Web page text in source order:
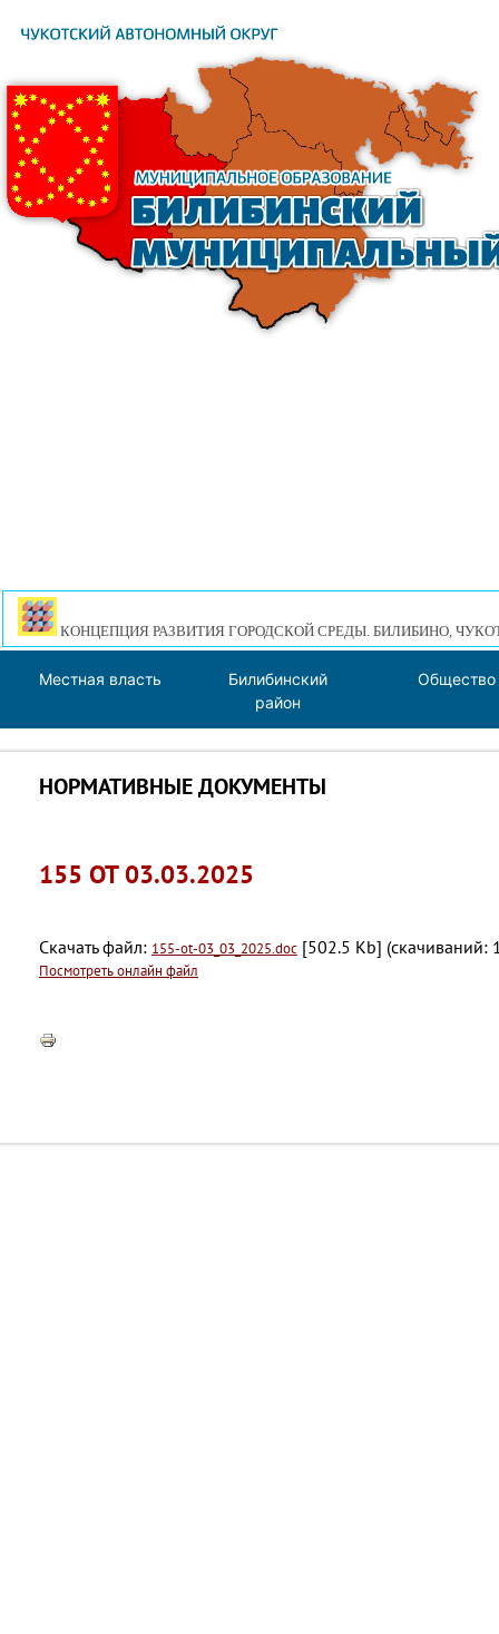
КОНЦЕПЦИЯ РАЗВИТИЯ ГОРОДСКОЙ СРЕДЫ. БИЛИБИНО,
Местная власть
Билибинский
район
Общество
НОРМАТИВНЫЕ ДОКУМЕНТЫ
155 ОТ 03.03.2025
Скачать файл: 155-ot-03_03_2025.doc [502.5 Kb] (cкачиваний:
Посмотреть онлайн файл